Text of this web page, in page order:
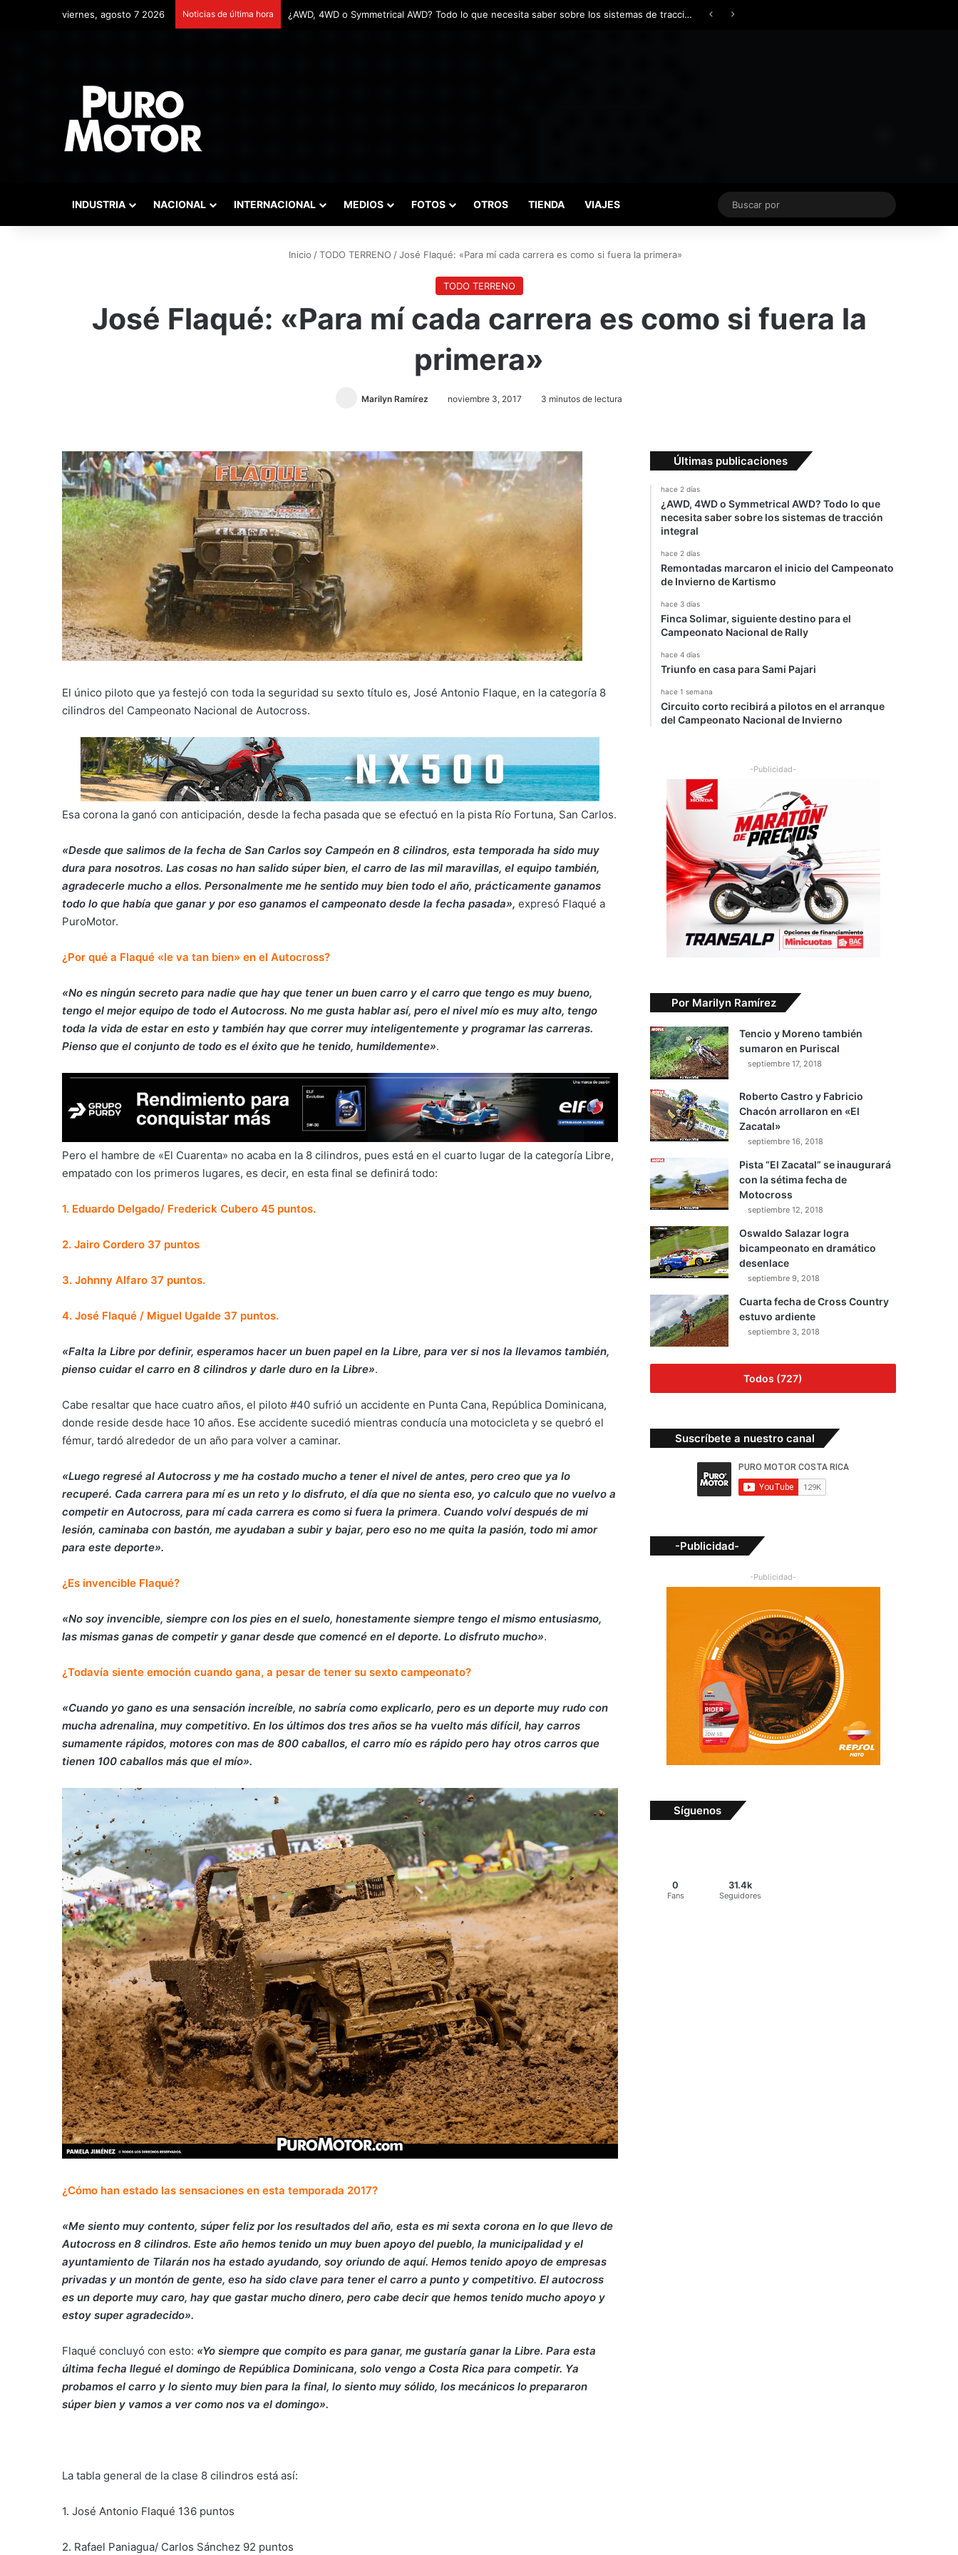
viernes, agosto 7 2026 Noticias de última hora Remontadas marcaron el inicio del Campeonato de Invierno de Kartismo
INDUSTRIA NACIONAL INTERNACIONAL MEDIOS FOTOS OTROS TIENDA VIAJES
Buscar
por
Inicio / TODO TERRENO / José Flaqué: «Para mí cada carrera es como si fuera la primera»
TODO TERRENO
José Flaqué: «Para mí cada carrera es como si fuera la
primera»
Marilyn Ramírez noviembre 3, 2017 3 minutos de lectura
El único piloto que ya festejó con toda la seguridad su sexto título es, José Antonio Flaque, en la categoría 8
cilindros del Campeonato Nacional de Autocross.
Esa corona la ganó con anticipación, desde la fecha pasada que se efectuó en la pista Río Fortuna, San Carlos.
«Desde que salimos de la fecha de San Carlos soy Campeón en 8 cilindros, esta temporada ha sido muy
dura para nosotros. Las cosas no han salido súper bien, el carro de las mil maravillas, el equipo también,
agradecerle mucho a ellos. Personalmente me he sentido muy bien todo el año, prácticamente ganamos
todo lo que había que ganar y por eso ganamos el campeonato desde la fecha pasada», expresó Flaqué a
PuroMotor.
¿Por qué a Flaqué «le va tan bien» en el Autocross?
«No es ningún secreto para nadie que hay que tener un buen carro y el carro que tengo es muy bueno,
tengo el mejor equipo de todo el Autocross. No me gusta hablar así, pero el nivel mío es muy alto, tengo
toda la vida de estar en esto y también hay que correr muy inteligentemente y programar las carreras.
Pienso que el conjunto de todo es el éxito que he tenido, humildemente».
Pero el hambre de «El Cuarenta» no acaba en la 8 cilindros, pues está en el cuarto lugar de la categoría Libre,
empatado con los primeros lugares, es decir, en esta final se definirá todo:
1. Eduardo Delgado/ Frederick Cubero 45 puntos.
2. Jairo Cordero 37 puntos
3. Johnny Alfaro 37 puntos.
4. José Flaqué / Miguel Ugalde 37 puntos.
«Falta la Libre por definir, esperamos hacer un buen papel en la Libre, para ver si nos la llevamos también,
pienso cuidar el carro en 8 cilindros y darle duro en la Libre».
Cabe resaltar que hace cuatro años, el piloto #40 sufrió un accidente en Punta Cana, República Dominicana,
donde reside desde hace 10 años. Ese accidente sucedió mientras conducía una motocicleta y se quebró el
fémur, tardó alrededor de un año para volver a caminar.
«Luego regresé al Autocross y me ha costado mucho a tener el nivel de antes, pero creo que ya lo
recuperé. Cada carrera para mí es un reto y lo disfruto, el día que no sienta eso, yo calculo que no vuelvo a
competir en Autocross, para mí cada carrera es como si fuera la primera. Cuando volví después de mi
lesión, caminaba con bastón, me ayudaban a subir y bajar, pero eso no me quita la pasión, todo mi amor
para este deporte».
¿Es invencible Flaqué?
«No soy invencible, siempre con los pies en el suelo, honestamente siempre tengo el mismo entusiasmo,
las mismas ganas de competir y ganar desde que comencé en el deporte. Lo disfruto mucho».
¿Todavía siente emoción cuando gana, a pesar de tener su sexto campeonato?
«Cuando yo gano es una sensación increíble, no sabría como explicarlo, pero es un deporte muy rudo con
mucha adrenalina, muy competitivo. En los últimos dos tres años se ha vuelto más difícil, hay carros
sumamente rápidos, motores con mas de 800 caballos, el carro mío es rápido pero hay otros carros que
tienen 100 caballos más que el mío».
¿Cómo han estado las sensaciones en esta temporada 2017?
«Me siento muy contento, súper feliz por los resultados del año, esta es mi sexta corona en lo que llevo de
Autocross en 8 cilindros. Este año hemos tenido un muy buen apoyo del pueblo, la municipalidad y el
ayuntamiento de Tilarán nos ha estado ayudando, soy oriundo de aquí. Hemos tenido apoyo de empresas
privadas y un montón de gente, eso ha sido clave para tener el carro a punto y competitivo. El autocross
es un deporte muy caro, hay que gastar mucho dinero, pero cabe decir que hemos tenido mucho apoyo y
estoy super agradecido».
Flaqué concluyó con esto: «Yo siempre que compito es para ganar, me gustaría ganar la Libre. Para esta
última fecha llegué el domingo de República Dominicana, solo vengo a Costa Rica para competir. Ya
probamos el carro y lo siento muy bien para la final, lo siento muy sólido, los mecánicos lo prepararon
súper bien y vamos a ver como nos va el domingo».
La tabla general de la clase 8 cilindros está así:
1. José Antonio Flaqué 136 puntos
2. Rafael Paniagua/ Carlos Sánchez 92 puntos
Últimas publicaciones
hace 2 días
¿AWD, 4WD o Symmetrical AWD? Todo lo que
necesita saber sobre los sistemas de tracción
integral
hace 2 días
Remontadas marcaron el inicio del Campeonato
de Invierno de Kartismo
hace 3 días
Finca Solimar, siguiente destino para el
Campeonato Nacional de Rally
hace 4 días
Triunfo en casa para Sami Pajari
hace 1 semana
Circuito corto recibirá a pilotos en el arranque
del Campeonato Nacional de Invierno
-Publicidad-
Por Marilyn Ramírez
Tencio y Moreno también
sumaron en Puriscal
septiembre 17, 2018
Roberto Castro y Fabricio
Chacón arrollaron en «El
Zacatal»
septiembre 16, 2018
Pista “El Zacatal” se inaugurará
con la sétima fecha de
Motocross
septiembre 12, 2018
Oswaldo Salazar logra
bicampeonato en dramático
desenlace
septiembre 9, 2018
Cuarta fecha de Cross Country
estuvo ardiente
septiembre 3, 2018
Todos (727)
Suscríbete a nuestro canal
-Publicidad-
-Publicidad-
Síguenos
0
Fans
31.4k
Seguidores